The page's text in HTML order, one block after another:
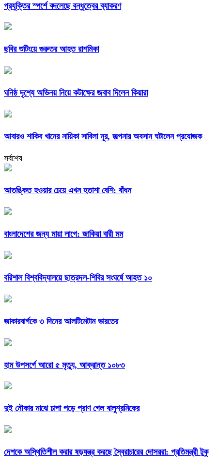
প্রযুক্তির স্পর্শে বদলেছে বন্ধুত্বের ব্যাকরণ
ছবির শুটিংয়ে গুরুতর আহত রাশমিকা
ঘনিষ্ঠ দৃশ্যে অভিনয় নিয়ে কটাক্ষের জবাব দিলেন কিয়ারা
আবারও শাকিব খানের নায়িকা সাবিলা নূর, জল্পনার অবসান ঘটালেন প্রযোজক
সর্বশেষ
আতঙ্কিত হওয়ার চেয়ে এখন হতাশা বেশি: বাঁধন
বাংলাদেশের জন্য মায়া লাগে: জাকিয়া বারী মম
বরিশাল বিশ্ববিদ্যালয়ে ছাত্রদল-শিবির সংঘর্ষে আহত ১০
জাকারবার্গকে ৩ দিনের আলটিমেটাম ভারতের
হাম উপসর্গে আরো ৫ মৃত্যু, আক্রান্ত ১০৮৩
দুই নৌকার মাঝে চাপা পড়ে প্রাণ গেল বালুশ্রমিকের
দেশকে অস্থিতিশীল করার ষড়যন্ত্র করছে স্বৈরাচারের দোসররা: প্রতিমন্ত্রী টুকু